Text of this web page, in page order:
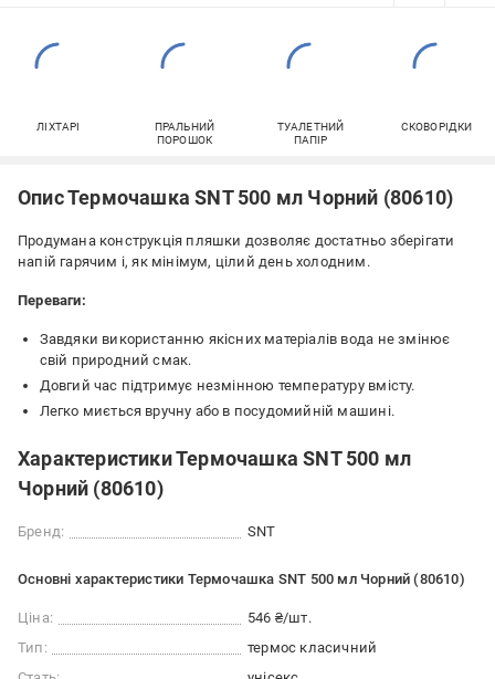
ЛІХТАРІ
ПРАЛЬНИЙ
ПОРОШОК
ТУАЛЕТНИЙ
ПАПІР
СКОВОРІДКИ
Опис Термочашка SNT 500 мл Чорний (80610)
Продумана конструкція пляшки дозволяє достатньо зберігати
напій гарячим і, як мінімум, цілий день холодним.
Переваги:
Завдяки використанню якісних матеріалів вода не змінює
свій природний смак.
Довгий час підтримує незмінною температуру вмісту.
Легко миється вручну або в посудомийній машині.
Характеристики Термочашка SNT 500 мл
Чорний (80610)
Бренд: SNT
Основні характеристики Термочашка SNT 500 мл Чорний (80610)
Ціна:
546 ₴/шт.
Тип:
термос класичний